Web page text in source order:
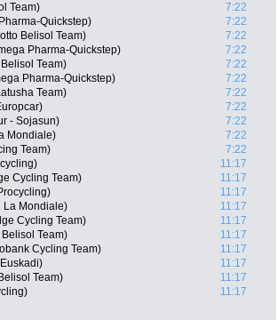
Team)
7:22
Quickstep)
7:22
Belisol Team)
7:22
Pharma-Quickstep)
7:22
Team)
7:22
Pharma-Quickstep)
7:22
Team)
7:22
7:22
- Sojasun)
7:22
Mondiale)
7:22
Team)
7:22
11:17
Cycling Team)
11:17
11:17
La Mondiale)
11:17
Cycling Team)
11:17
Team)
11:17
Cycling Team)
11:17
11:17
Team)
11:17
11:17